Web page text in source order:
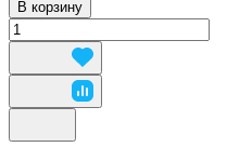
В корзину